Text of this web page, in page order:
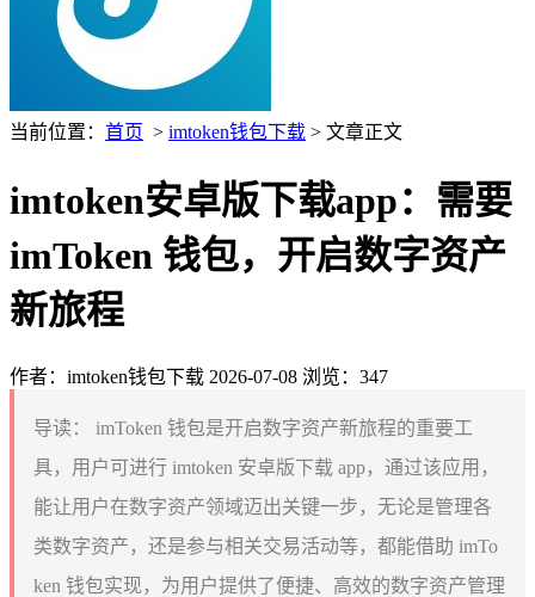
当前位置： 首页 > imtoken钱包下载 > 文章正文
imtoken安卓版下载app：需要
imToken 钱包，开启数字资产
新旅程
作者：imtoken钱包下载 2026-07-08 浏览：347
导读：
imToken 钱包是开启数字资产新旅程的重要工
具，用户可进行 imtoken 安卓版下载 app，通过该应用，
能让用户在数字资产领域迈出关键一步，无论是管理各
类数字资产，还是参与相关交易活动等，都能借助 imTo
ken 钱包实现，为用户提供了便捷、高效的数字资产管理